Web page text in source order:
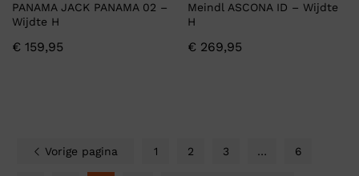
PANAMA JACK PANAMA 02 –
Wijdte H
€ 159,95
Meindl ASCONA ID – Wijdte
H
€ 269,95
Vorige pagina 1 2 3 … 6